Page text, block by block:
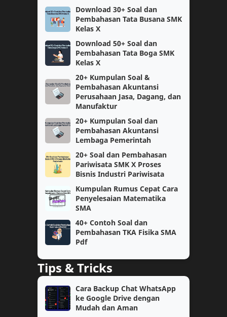
PPPK
Ujian Sekolah
Bukti Dukung CPNS
Kelas 1
Kurikulum Merdeka Belajar KSN
Bahasa Inggris
SAT
Semester 2
OSN
Akuntansi Bahasa Indonesia
Download 30+ Soal dan
Pembahasan Tata Busana SMK
Kelas X
Download 50+ Soal dan
Pembahasan Tata Boga SMK
Kelas X
20+ Kumpulan Soal &
Pembahasan Akuntansi
Perusahaan Jasa, Dagang, dan
Manufaktur
20+ Kumpulan Soal dan
Pembahasan Akuntansi
Lembaga Pemerintah
20+ Soal dan Pembahasan
Pariwisata SMK X Proses
Bisnis Industri Pariwisata
Kumpulan Rumus Cepat Cara
Penyelesaian Matematika
SMA
40+ Contoh Soal dan
Pembahasan TKA Fisika SMA
Pdf
Tips & Tricks
Cara Backup Chat WhatsApp
ke Google Drive dengan
Mudah dan Aman